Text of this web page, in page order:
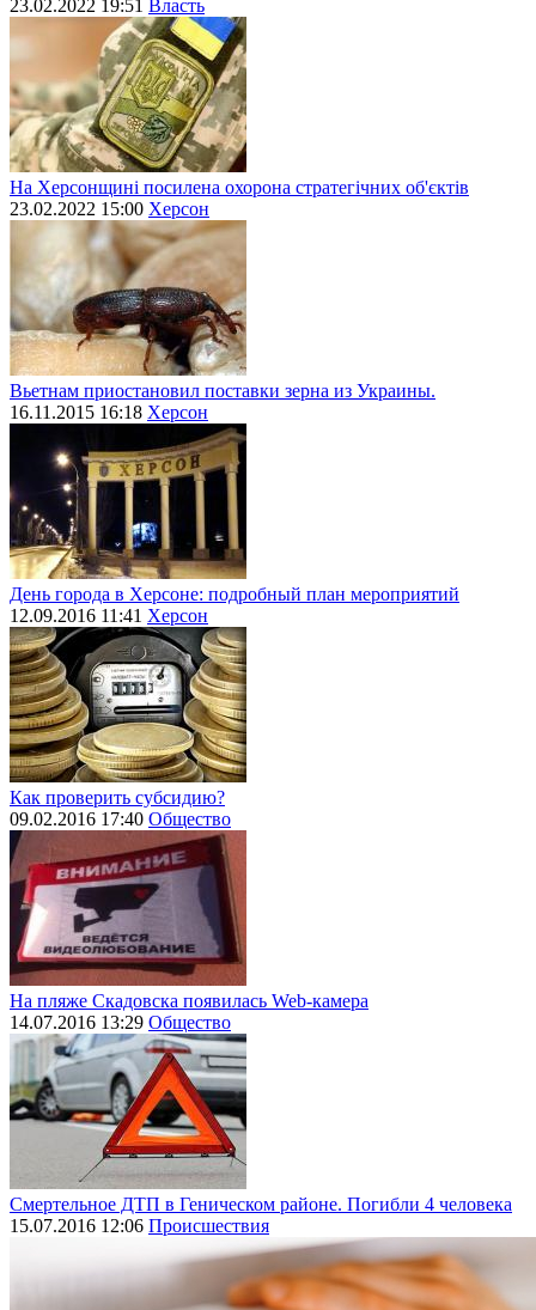
23.02.2022 19:51 Власть
На Херсонщині посилена охорона стратегічних об'єктів
23.02.2022 15:00 Херсон
Вьетнам приостановил поставки зерна из Украины.
16.11.2015 16:18 Херсон
День города в Херсоне: подробный план мероприятий
12.09.2016 11:41 Херсон
Как проверить субсидию?
09.02.2016 17:40 Общество
На пляже Скадовска появилась Web-камера
14.07.2016 13:29 Общество
Смертельное ДТП в Геническом районе. Погибли 4 человека
15.07.2016 12:06 Происшествия